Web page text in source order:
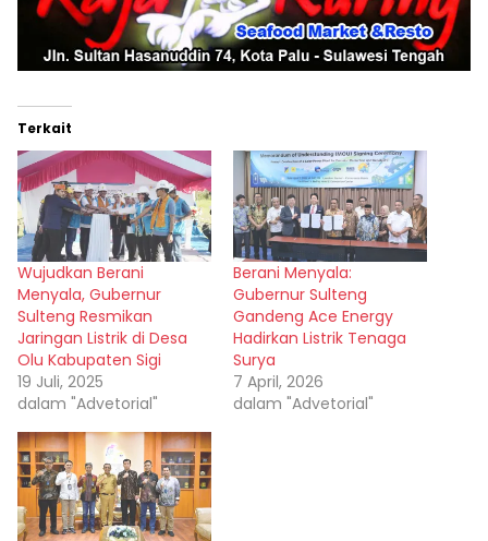
Terkait
Wujudkan Berani
Menyala, Gubernur
Sulteng Resmikan
Jaringan Listrik di Desa
Olu Kabupaten Sigi
19 Juli, 2025
dalam "Advetorial"
Berani Menyala:
Gubernur Sulteng
Gandeng Ace Energy
Hadirkan Listrik Tenaga
Surya
7 April, 2026
dalam "Advetorial"